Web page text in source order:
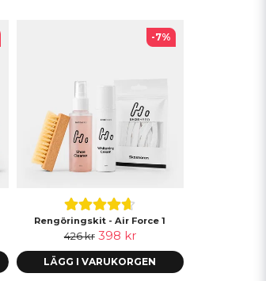
Rengöringskit - Air Force 1
426 kr 398 kr
LÄGG I VARUKORGEN
-7%